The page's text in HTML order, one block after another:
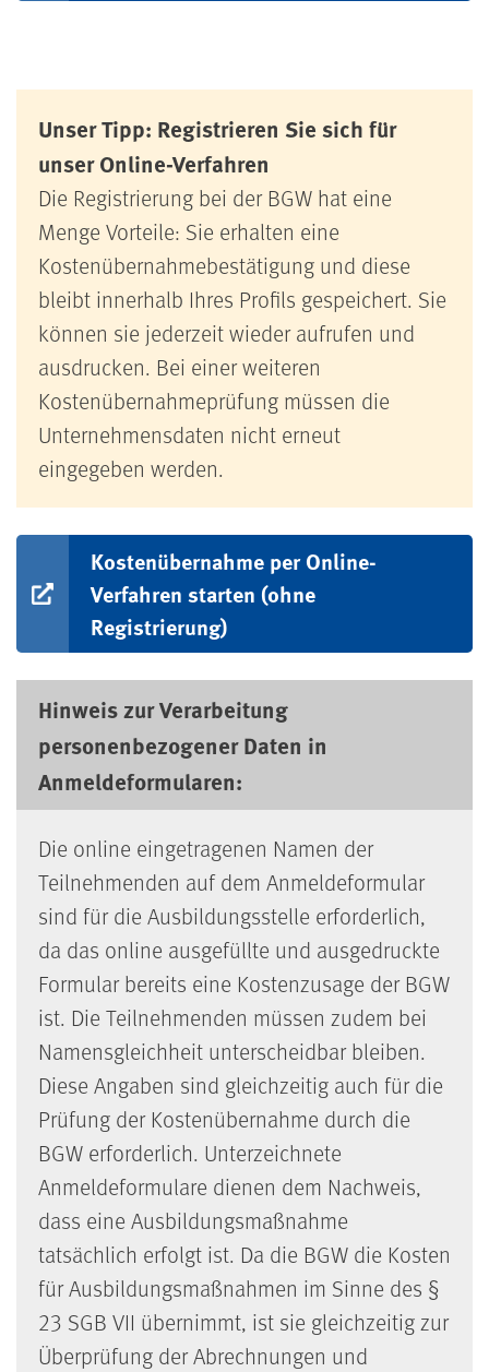
Unser Tipp: Registrieren Sie sich für
unser Online-Verfahren
Die Registrierung bei der BGW hat eine
Menge Vorteile: Sie erhalten eine
Kostenübernahmebestätigung und diese
bleibt innerhalb Ihres Profils gespeichert. Sie
können sie jederzeit wieder aufrufen und
ausdrucken. Bei einer weiteren
Kostenübernahmeprüfung müssen die
Unternehmensdaten nicht erneut
eingegeben werden.
Kostenübernahme per Online-
Verfahren starten (ohne
Registrierung)
Hinweis zur Verarbeitung
personenbezogener Daten in
Anmeldeformularen:
Die online eingetragenen Namen der
Teilnehmenden auf dem Anmeldeformular
sind für die Ausbildungsstelle erforderlich,
da das online ausgefüllte und ausgedruckte
Formular bereits eine Kostenzusage der BGW
ist. Die Teilnehmenden müssen zudem bei
Namensgleichheit unterscheidbar bleiben.
Diese Angaben sind gleichzeitig auch für die
Prüfung der Kostenübernahme durch die
BGW erforderlich. Unterzeichnete
Anmeldeformulare dienen dem Nachweis,
dass eine Ausbildungsmaßnahme
tatsächlich erfolgt ist. Da die BGW die Kosten
für Ausbildungsmaßnahmen im Sinne des §
23 SGB VII übernimmt, ist sie gleichzeitig zur
Überprüfung der Abrechnungen und